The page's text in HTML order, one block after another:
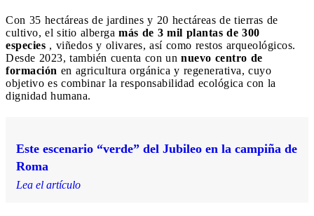
Con 35 hectáreas de jardines y 20 hectáreas de tierras de
cultivo, el sitio alberga más de 3 mil plantas de 300
especies , viñedos y olivares, así como restos arqueológicos.
Desde 2023, también cuenta con un nuevo centro de
formación en agricultura orgánica y regenerativa, cuyo
objetivo es combinar la responsabilidad ecológica con la
dignidad humana.
Este escenario “verde” del Jubileo en la campiña de
Roma
Lea el artículo